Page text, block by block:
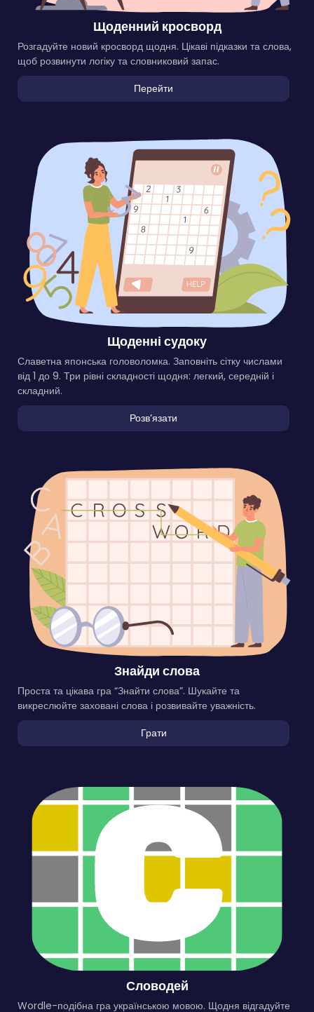
Щоденний кросворд
Розгадуйте новий кросворд щодня. Цікаві підказки та слова,
щоб розвинути логіку та словниковий запас.
Перейти
Щоденні судоку
Славетна японська головоломка. Заповніть сітку числами
від 1 до 9. Три рівні складності щодня: легкий, середній і
складний.
Розвʼязати
Знайди слова
Проста та цікава гра “Знайти слова”. Шукайте та
викреслюйте заховані слова і розвивайте уважність.
Грати
Словодей
Wordle-подібна гра українською мовою. Щодня відгадуйте